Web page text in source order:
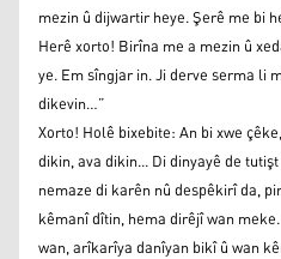
mezin û dijwartir heye. Şerê me bi
Herê xorto! Birîna me a mezin û
ye. Em sîngjar in. Ji derve serma li
dikevin…”
Xorto! Holê bixebite: An bi xwe
dikin, ava dikin... Di dinyayê de
nemaze di karên nû despêkirî da,
kêmanî dîtin, hema dirêjî wan
wan, arîkarîya danîyan bikî û wan